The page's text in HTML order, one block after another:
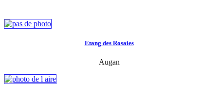
Etang des Rosaies
Augan